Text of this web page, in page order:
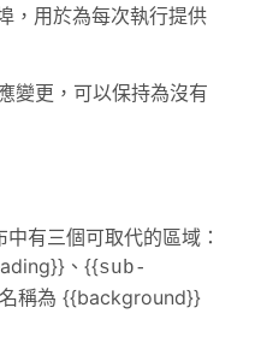
，用於為每次執行提供
變更，可以保持為沒有
有三個可取代的區域：
、{{sub-
稱為 {{background}}